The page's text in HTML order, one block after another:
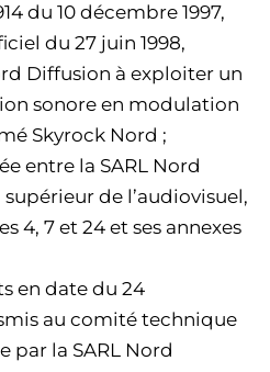
du 10 décembre 1997,
du 27 juin 1998,
Diffusion à exploiter un
sonore en modulation
Skyrock Nord ;
entre la SARL Nord
de l’audiovisuel,
4, 7 et 24 et ses annexes
en date du 24
au comité technique
par la SARL Nord